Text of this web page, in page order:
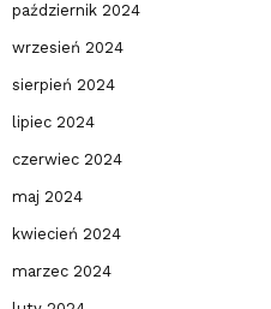
październik 2024
wrzesień 2024
sierpień 2024
lipiec 2024
czerwiec 2024
maj 2024
kwiecień 2024
marzec 2024